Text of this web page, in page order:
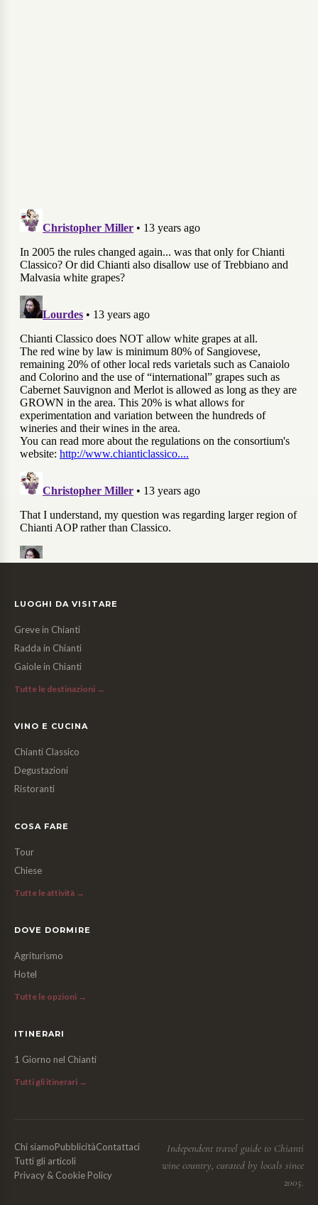
LUOGHI DA VISITARE
Greve in Chianti
Radda in Chianti
Gaiole in Chianti
Tutte le destinazioni →
VINO E CUCINA
Chianti Classico
Degustazioni
Ristoranti
COSA FARE
Tour
Chiese
Tutte le attività →
DOVE DORMIRE
Agriturismo
Hotel
Tutte le opzioni →
ITINERARI
1 Giorno nel Chianti
Tutti gli itinerari →
Chi siamoPubblicitàContattaci
Tutti gli articoli
Privacy & Cookie Policy
Independent travel guide to Chianti
wine country, curated by locals since
2005.